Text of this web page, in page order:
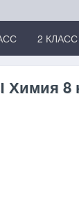
2 КЛАСС
8